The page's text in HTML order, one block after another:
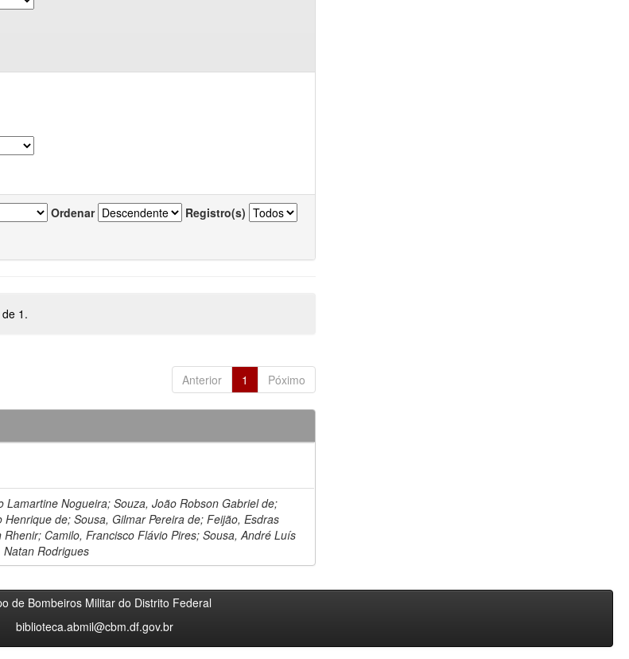
Ordenar Registro(s)
1.
Anterior 1 Póximo
Lamartine Nogueira; Souza, João Robson Gabriel de;
Henrique de; Sousa, Gilmar Pereira de; Feijão, Esdras
Camilo, Francisco Flávio Pires; Sousa, André Luís
Rodrigues
de Bombeiros Militar do Distrito Federal
biblioteca.abmil@cbm.df.gov.br